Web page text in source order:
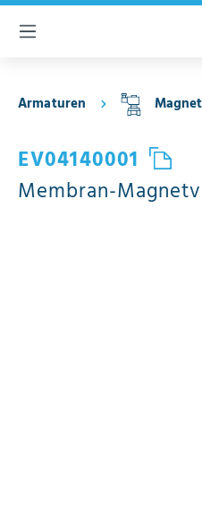
springen
Armaturen
EV04140001
Membran-